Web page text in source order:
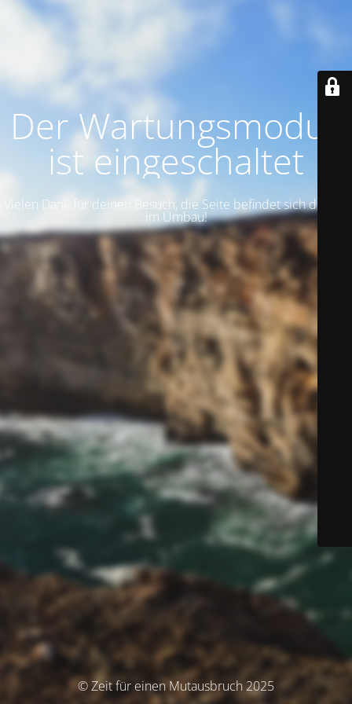
Der Wartungsmodus
ist eingeschaltet
Vielen Dank für deinen Besuch, die Seite befindet sich derzeit
im Umbau!
© Zeit für einen Mutausbruch 2025